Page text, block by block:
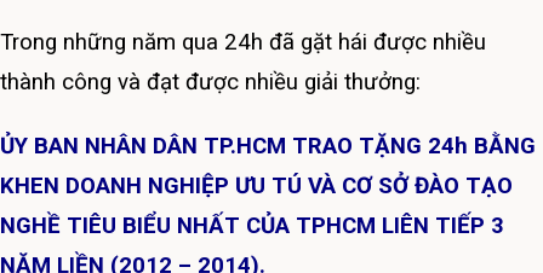
Trong những năm qua 24h đã gặt hái được nhiều
thành công và đạt được nhiều giải thưởng:
ỦY BAN NHÂN DÂN TP.HCM TRAO TẶNG 24h BẰNG
KHEN DOANH NGHIỆP ƯU TÚ VÀ CƠ SỞ ĐÀO TẠO
NGHỀ TIÊU BIỂU NHẤT CỦA TPHCM LIÊN TIẾP 3
NĂM LIỀN (2012 – 2014).